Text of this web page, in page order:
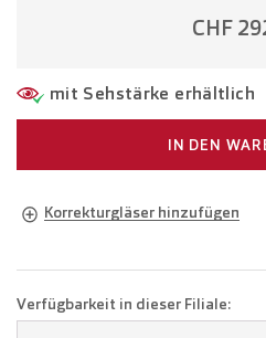
CHF
mit Sehstärke erhältlich
IN DEN
Korrekturgläser hinzufügen
Brille mit Einstärkengläsern
Verfügbarkeit in dieser Filiale: